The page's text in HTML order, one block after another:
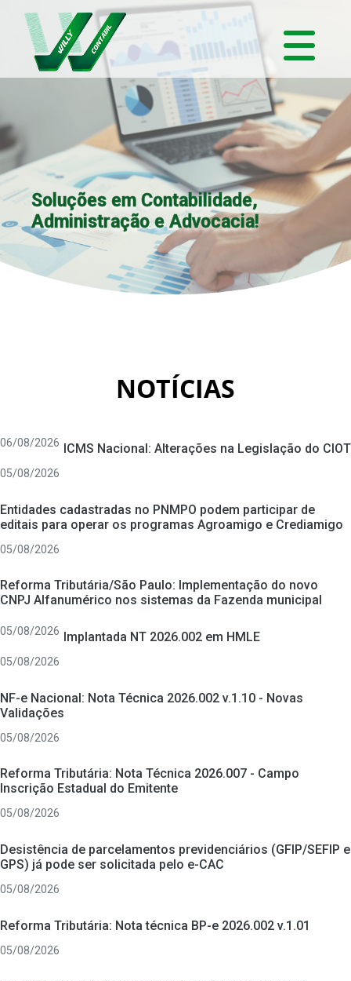
Soluções em Contabilidade,
Administração e Advocacia!
NOTÍCIAS
06/08/2026 ICMS Nacional: Alterações na Legislação do CIOT
05/08/2026
Entidades cadastradas no PNMPO podem participar de
editais para operar os programas Agroamigo e Crediamigo
05/08/2026
Reforma Tributária/São Paulo: Implementação do novo
CNPJ Alfanumérico nos sistemas da Fazenda municipal
05/08/2026 Implantada NT 2026.002 em HMLE
05/08/2026
NF-e Nacional: Nota Técnica 2026.002 v.1.10 - Novas
Validações
05/08/2026
Reforma Tributária: Nota Técnica 2026.007 - Campo
Inscrição Estadual do Emitente
05/08/2026
Desistência de parcelamentos previdenciários (GFIP/SEFIP e
GPS) já pode ser solicitada pelo e-CAC
05/08/2026
Reforma Tributária: Nota técnica BP-e 2026.002 v.1.01
05/08/2026